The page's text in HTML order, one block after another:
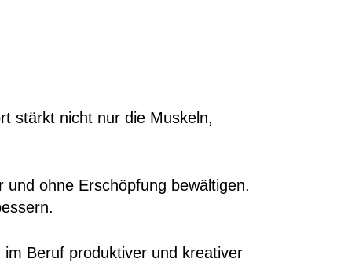
stärkt nicht nur die Muskeln,
ohne Erschöpfung bewältigen.
Beruf produktiver und kreativer